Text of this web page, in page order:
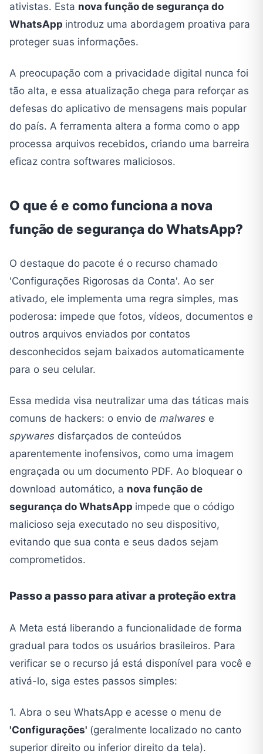
ativistas. Esta nova função de segurança do
WhatsApp introduz uma abordagem proativa para
proteger suas informações.
A preocupação com a privacidade digital nunca foi
tão alta, e essa atualização chega para reforçar as
defesas do aplicativo de mensagens mais popular
do país. A ferramenta altera a forma como o app
processa arquivos recebidos, criando uma barreira
eficaz contra softwares maliciosos.
O que é e como funciona a nova
função de segurança do WhatsApp?
O destaque do pacote é o recurso chamado
'Configurações Rigorosas da Conta'. Ao ser
ativado, ele implementa uma regra simples, mas
poderosa: impede que fotos, vídeos, documentos e
outros arquivos enviados por contatos
desconhecidos sejam baixados automaticamente
para o seu celular.
Essa medida visa neutralizar uma das táticas mais
comuns de hackers: o envio de malwares e
spywares disfarçados de conteúdos
aparentemente inofensivos, como uma imagem
engraçada ou um documento PDF. Ao bloquear o
download automático, a nova função de
segurança do WhatsApp impede que o código
malicioso seja executado no seu dispositivo,
evitando que sua conta e seus dados sejam
comprometidos.
Passo a passo para ativar a proteção extra
A Meta está liberando a funcionalidade de forma
gradual para todos os usuários brasileiros. Para
verificar se o recurso já está disponível para você e
ativá-lo, siga estes passos simples:
1. Abra o seu WhatsApp e acesse o menu de
'Configurações' (geralmente localizado no canto
superior direito ou inferior direito da tela).